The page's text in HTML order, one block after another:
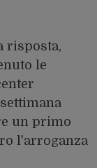
risposta,
le
un primo
l'arroganza